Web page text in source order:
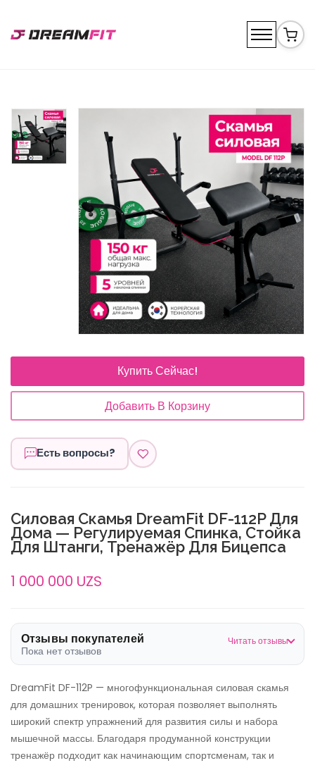
Отзывы покупателей
Пока нет отзывов
Читать отзывы
Купить Сейчас!
Добавить В Корзину
Есть вопросы?
Силовая Скамья DreamFit DF-112P Для
Дома — Регулируемая Спинка, Стойка
Для Штанги, Тренажёр Для Бицепса
1 000 000 UZS
DreamFit DF-112P — многофункциональная силовая скамья
для домашних тренировок, которая позволяет выполнять
широкий спектр упражнений для развития силы и набора
мышечной массы. Благодаря продуманной конструкции
тренажёр подходит как начинающим спортсменам, так и